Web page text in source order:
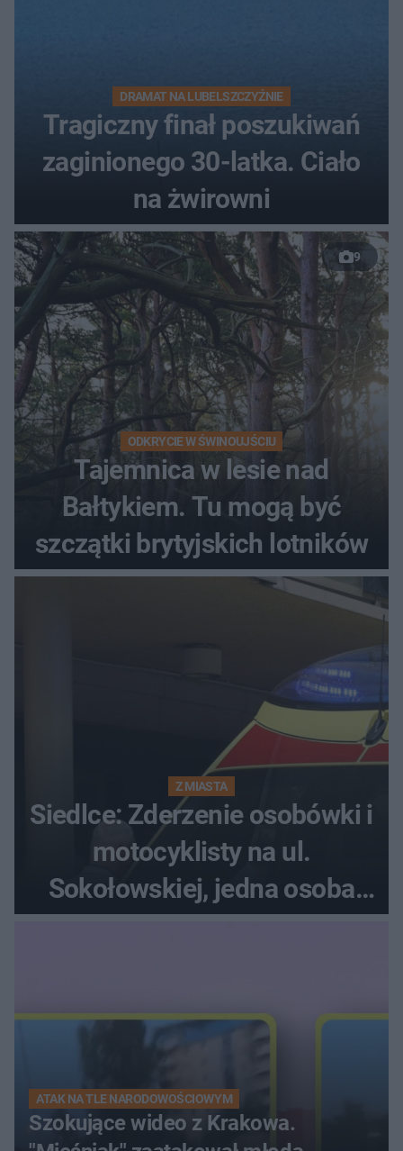
DRAMAT NA LUBELSZCZYŹNIE
Tragiczny finał poszukiwań
zaginionego 30-latka. Ciało
na żwirowni
9
ODKRYCIE W ŚWINOUJŚCIU
Tajemnica w lesie nad
Bałtykiem. Tu mogą być
szczątki brytyjskich lotników
Z MIASTA
Siedlce: Zderzenie osobówki i
motocyklisty na ul.
Sokołowskiej, jedna osoba
ATAK NA TLE NARODOWOŚCIOWYM
Szokujące wideo z Krakowa.